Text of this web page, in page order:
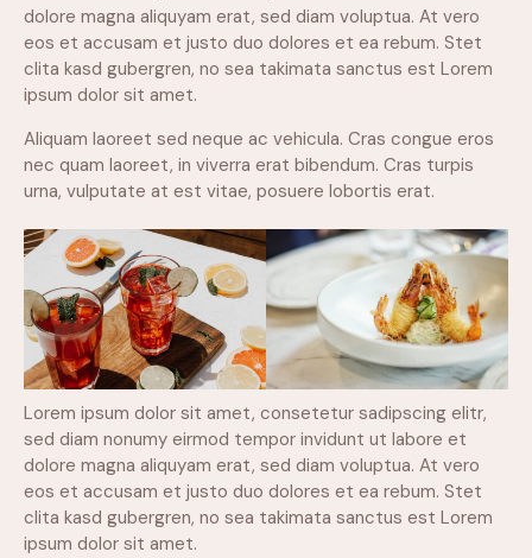
dolore magna aliquyam erat, sed diam voluptua. At vero
eos et accusam et justo duo dolores et ea rebum. Stet
clita kasd gubergren, no sea takimata sanctus est Lorem
ipsum dolor sit amet.
Aliquam laoreet sed neque ac vehicula. Cras congue eros
nec quam laoreet, in viverra erat bibendum. Cras turpis
urna, vulputate at est vitae, posuere lobortis erat.
Lorem ipsum dolor sit amet, consetetur sadipscing elitr,
sed diam nonumy eirmod tempor invidunt ut labore et
dolore magna aliquyam erat, sed diam voluptua. At vero
eos et accusam et justo duo dolores et ea rebum. Stet
clita kasd gubergren, no sea takimata sanctus est Lorem
ipsum dolor sit amet.